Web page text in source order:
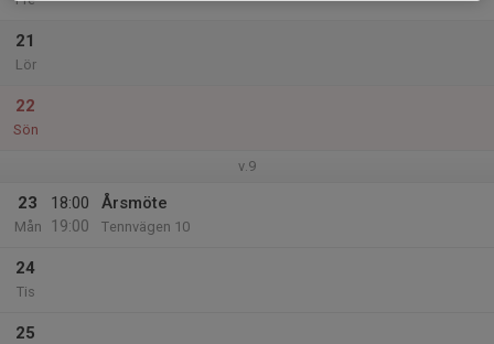
21
Lör
22
Sön
v.9
23
Mån
18:00
19:00
Årsmöte
Tennvägen 10
24
Tis
25